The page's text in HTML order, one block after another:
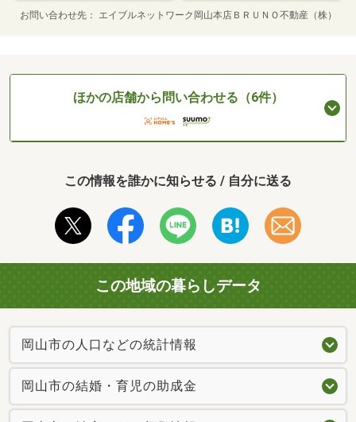
お問い合わせ先 エイブルネットワーク岡山本店ＢＲＵＮＯ不動産（株）
ほかの店舗から問い合わせる（6件）
この情報を誰かに知らせる / 自分に送る
この地域の暮らしデータ
岡山市の人口などの統計情報
岡山市の結婚・育児の助成金